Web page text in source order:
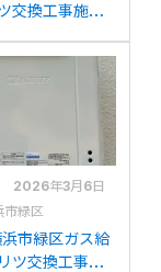
交換工事施工
からノーリツ
BLへの交
2026年3月6日
市緑区
市緑区ガス給
ツ交換工事施